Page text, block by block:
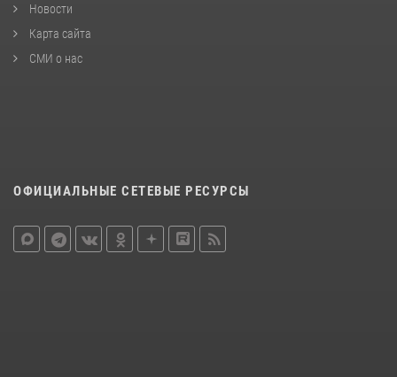
Новости
Карта сайта
СМИ о нас
ОФИЦИАЛЬНЫЕ СЕТЕВЫЕ РЕСУРСЫ